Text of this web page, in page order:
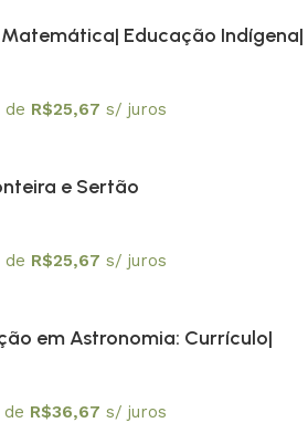
Matemática| Educação Indígena|
de R$25,67 s/ juros
e Sertão
de R$25,67 s/ juros
em Astronomia: Currículo|
sobre a História da
de R$36,67 s/ juros